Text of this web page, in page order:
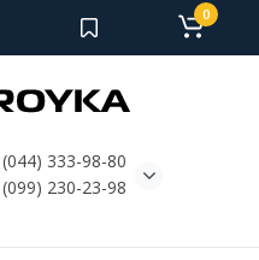
(044) 333-98-80
(099) 230-23-98
0